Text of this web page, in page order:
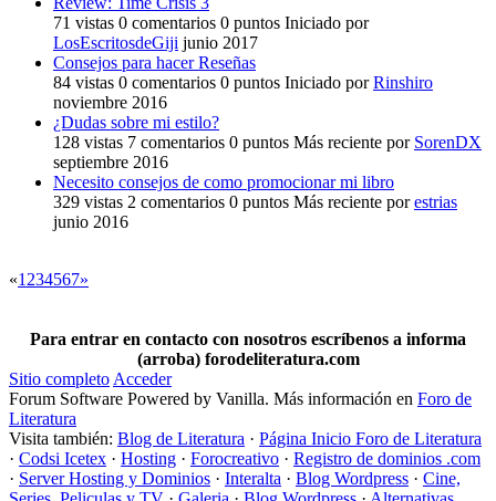
71 vistas 0 comentarios 0 puntos Iniciado por
LosEscritosdeGiji junio 2017
Consejos para hacer Reseñas
84 vistas 0 comentarios 0 puntos Iniciado porRinshiro
noviembre 2016
¿Dudas sobre mi estilo?
128 vistas 7 comentarios 0 puntos Más reciente por SorenDX
septiembre 2016
Necesito consejos de como promocionar mi libro
329 vistas 2 comentarios 0 puntos Más reciente porestrias
junio 2016
«1 234567»
Para entrar en contacto con nosotros escríbenos a informa
(arroba) forodeliteratura.com
Sitio completo Acceder
Forum Software Powered by Vanilla. Más información en Foro de
Literatura
Visita también: Blog de Literatura · Página Inicio Foro de Literatura
· Codsi Icetex · Hosting · Forocreativo · Registro de dominios .com
· Server Hosting y Dominios · Interalta · Blog Wordpress · Cine,